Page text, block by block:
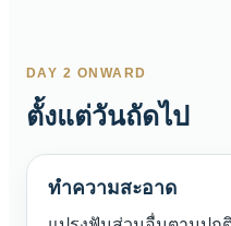
DAY 2 ONWARD
ตั้งแต่วันถัดไป
ทำความสะอาด